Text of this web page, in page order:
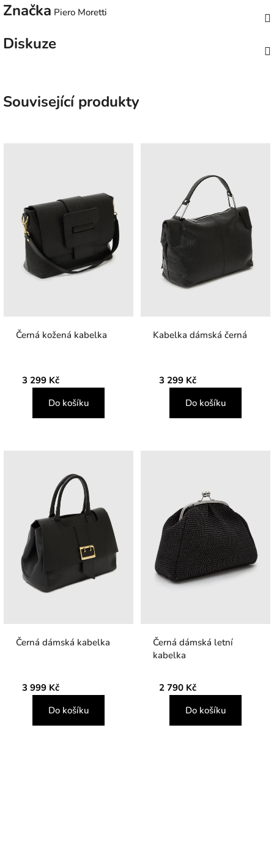
Značka Piero Moretti
Diskuze
Související produkty
Černá kožená kabelka
3 299 Kč
Do košíku
Kabelka dámská černá
3 299 Kč
Do košíku
Černá dámská kabelka
3 999 Kč
Do košíku
Černá dámská letní
kabelka
2 790 Kč
Do košíku